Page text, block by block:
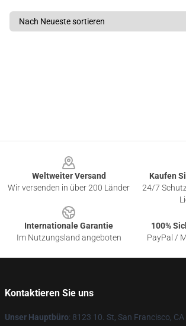
Weltweiter Versand
Wir versenden in über 200 Länder
Kaufen
24/7
Internationale Garantie
Im Nutzungsland angeboten
100%
PayPal /
Kontaktieren Sie uns
Unser Hauptbüro: 8123 10. St, San Francisco,